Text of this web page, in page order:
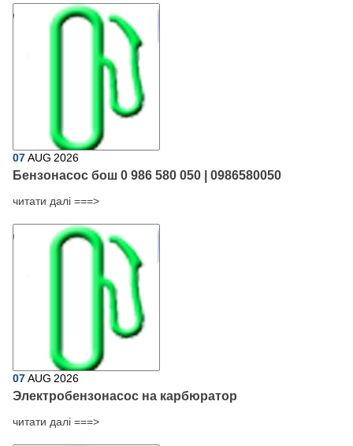
07AUG 2026
Бензонасос бош 0 986 580 050 | 0986580050
читати далі ===>
07AUG 2026
Электробензонасос на карбюратор
читати далі ===>